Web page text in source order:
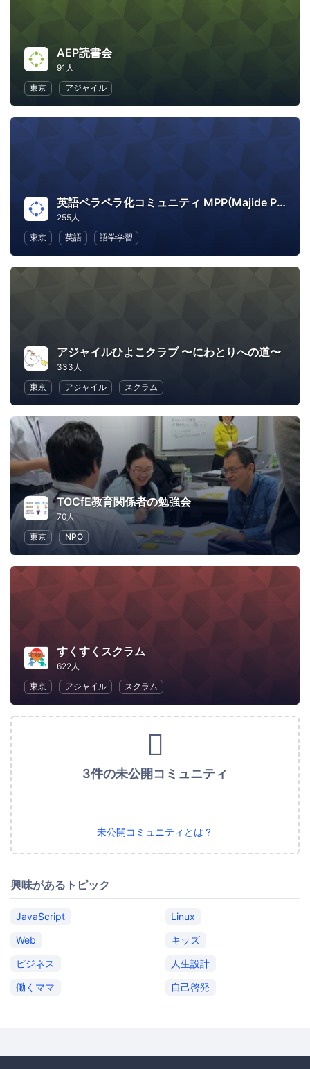
AEP読書会
91人
東京
アジャイル
英語ペラペラ化コミュニティ MPP(Majide Perapera Project)
255人
東京
英語 語学学習
アジャイルひよこクラブ 〜にわとりへの道〜
333人
東京
アジャイル スクラム
TOCfE教育関係者の勉強会
70人
東京
NPO
すくすくスクラム
622人
東京
アジャイル スクラム
3件の未公開コミュニティ
未公開コミュニティとは？
興味があるトピック
JavaScript
Linux
Web
キッズ
ビジネス
人生設計
働くママ
自己啓発